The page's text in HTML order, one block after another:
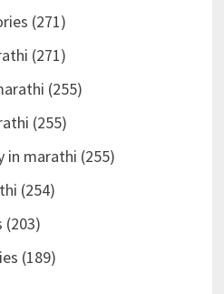
(271)
(271)
(255)
(255)
in marathi (255)
(254)
(203)
(189)